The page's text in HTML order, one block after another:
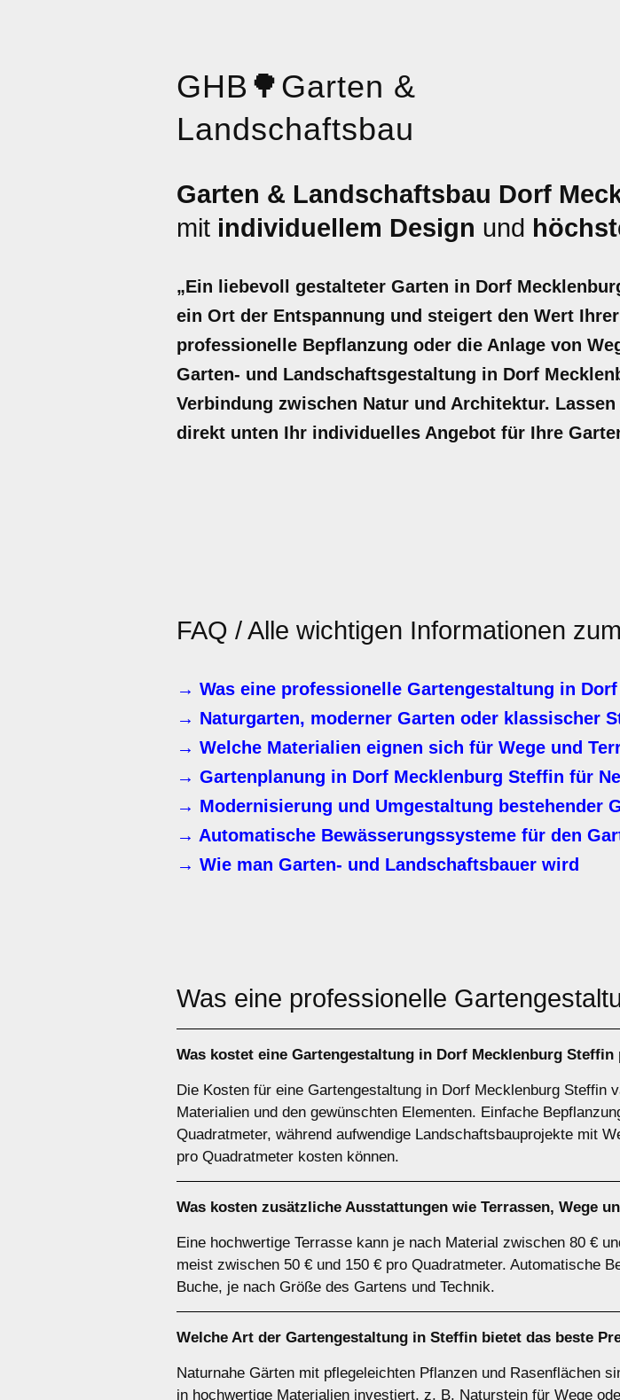
GHB 🌳Garten &
Landschaftsbau
Garten & Landschaftsbau Dorf
mit individuellem Design und
„Ein liebevoll gestalteter Garten in Dorf
ein Ort der Entspannung und steigert den Wert
professionelle Bepflanzung oder die Anlage von
Garten- und Landschaftsgestaltung in Dorf
Verbindung zwischen Natur und Architektur.
direkt unten Ihr individuelles Angebot für Ihre
FAQ / Alle wichtigen Informationen zum
→ Was eine professionelle Gartengestaltung in
→ Naturgarten, moderner Garten oder klassischer
→ Welche Materialien eignen sich für Wege und
→ Gartenplanung in Dorf Mecklenburg Steffin für
→ Modernisierung und Umgestaltung bestehender
→ Automatische Bewässerungssysteme für den
→ Wie man Garten- und Landschaftsbauer wird
Was eine professionelle
Was kostet eine Gartengestaltung in Dorf Mecklenburg Steffin
Die Kosten für eine Gartengestaltung in Dorf Mecklenburg Steffin
Materialien und den gewünschten Elementen. Einfache
Quadratmeter, während aufwendige Landschaftsbauprojekte mit
pro Quadratmeter kosten können.
Was kosten zusätzliche Ausstattungen wie Terrassen, Wege
Eine hochwertige Terrasse kann je nach Material zwischen 80 €
meist zwischen 50 € und 150 € pro Quadratmeter. Automatische
Buche, je nach Größe des Gartens und Technik.
Welche Art der Gartengestaltung in Steffin bietet das beste
Naturnahe Gärten mit pflegeleichten Pflanzen und Rasenflächen
in hochwertige Materialien investiert, z. B. Naturstein für Wege